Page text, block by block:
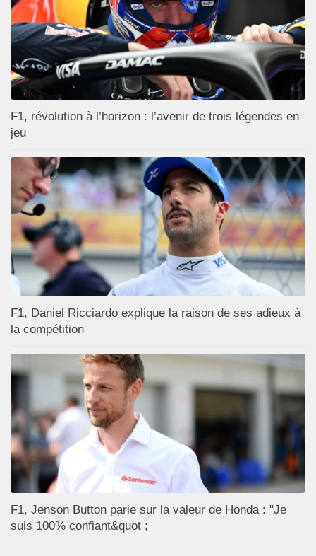
F1, révolution à l’horizon : l’avenir de trois légendes en
jeu
F1, Daniel Ricciardo explique la raison de ses adieux à
la compétition
F1, Jenson Button parie sur la valeur de Honda : "Je
suis 100% confiant&quot ;